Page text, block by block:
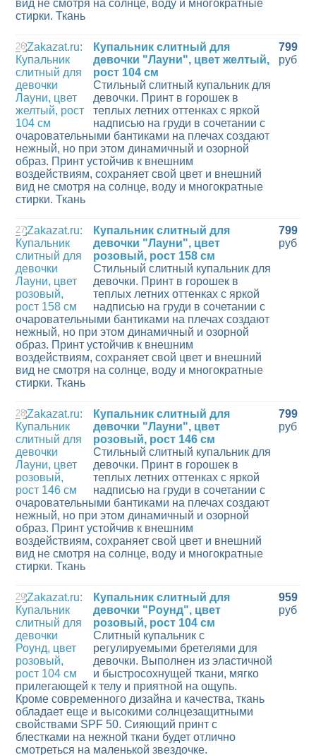
вид не смотря на солнце, воду и многократные
стирки. Ткань
26
Купальник слитный для
девочки "Лауни", цвет желтый,
рост 104 см
Стильный слитный купальник для
девочки. Принт в горошек в
теплых летних оттенках с яркой
надписью на груди в сочетании с
очаровательными бантиками на плечах создают
нежный, но при этом динамичный и озорной
образ. Принт устойчив к внешним
воздействиям, сохраняет свой цвет и внешний
вид не смотря на солнце, воду и многократные
стирки. Ткань
799
руб
27
Купальник слитный для
девочки "Лауни", цвет
розовый, рост 158 см
Стильный слитный купальник для
девочки. Принт в горошек в
теплых летних оттенках с яркой
надписью на груди в сочетании с
очаровательными бантиками на плечах создают
нежный, но при этом динамичный и озорной
образ. Принт устойчив к внешним
воздействиям, сохраняет свой цвет и внешний
вид не смотря на солнце, воду и многократные
стирки. Ткань
799
руб
28
Купальник слитный для
девочки "Лауни", цвет
розовый, рост 146 см
Стильный слитный купальник для
девочки. Принт в горошек в
теплых летних оттенках с яркой
надписью на груди в сочетании с
очаровательными бантиками на плечах создают
нежный, но при этом динамичный и озорной
образ. Принт устойчив к внешним
воздействиям, сохраняет свой цвет и внешний
вид не смотря на солнце, воду и многократные
стирки. Ткань
799
руб
29
Купальник слитный для
девочки "Роунд", цвет
розовый, рост 104 см
Слитный купальник с
регулируемыми бретелями для
девочки. Выполнен из эластичной
и быстросохнущей ткани, мягко
прилегающей к телу и приятной на ощупь.
Кроме современного дизайна и качества, ткань
обладает еще и высокими солнцезащитными
свойствами SPF 50. Сияющий принт с
блестками на нежной ткани будет отлично
смотреться на маленькой звездочке.
959
руб